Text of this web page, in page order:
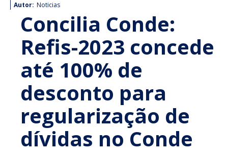
Autor: Noticias
Concilia Conde:
Refis-2023 concede
até 100% de
desconto para
regularização de
dívidas no Conde